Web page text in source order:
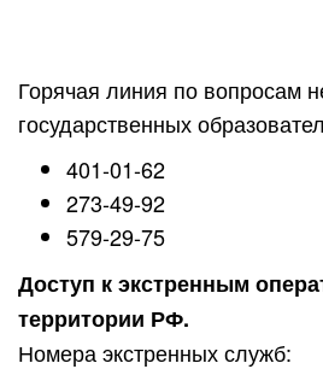
Горячая линия по вопросам
государственных
401-01-62
273-49-92
579-29-75
Доступ к экстренным
территории РФ.
Номера экстренных служб: